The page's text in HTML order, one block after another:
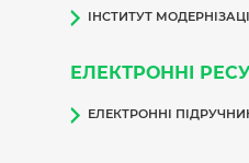
ІНСТИТУТ
ЕЛЕКТРОННІ
ЕЛЕКТРОННІ